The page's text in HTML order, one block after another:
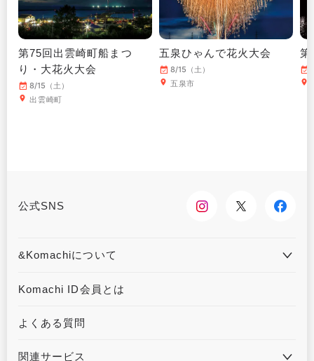
第75回出雲崎町船まつ
り・大花火大会
8/15（土）
出雲崎町
五泉ひゃんで花火大会
8/15（土）
五泉市
第
公式SNS
&Komachiについて
&Komachiとは
Komachi ID会員とは
よくある質問
関連サービス